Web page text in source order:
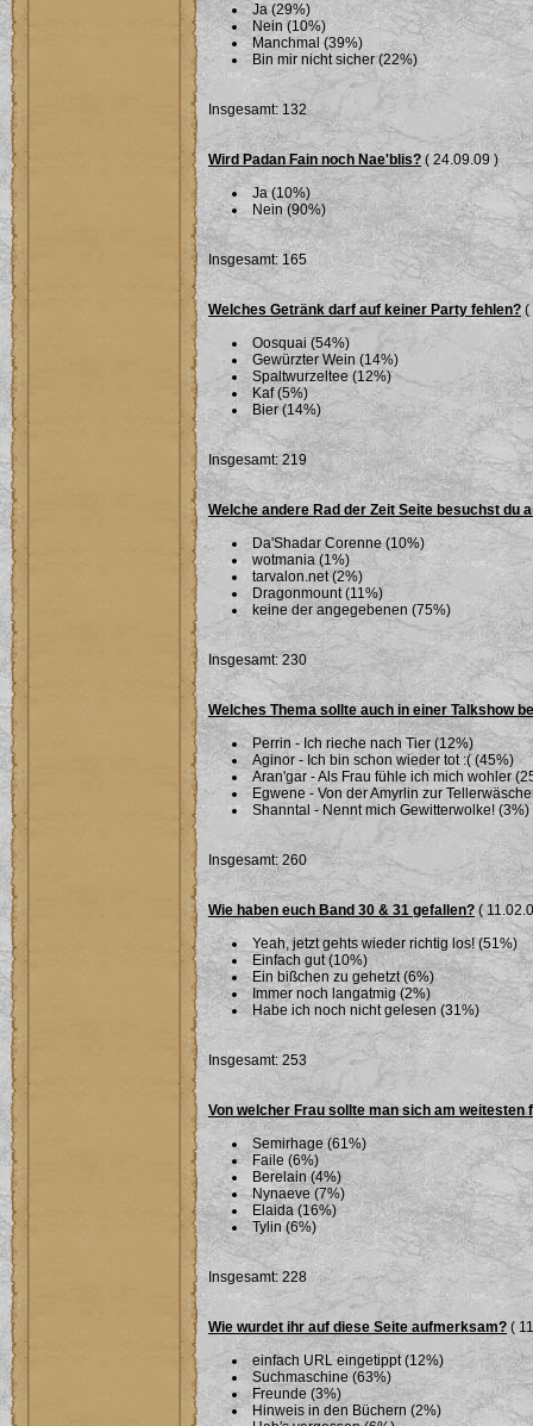
Ja (29%)
Nein (10%)
Manchmal (39%)
Bin mir nicht sicher (22%)
Insgesamt: 132
Wird Padan Fain noch Nae'blis? ( 24.09.09 )
Ja (10%)
Nein (90%)
Insgesamt: 165
Welches Getränk darf auf keiner Party fehlen? (
Oosquai (54%)
Gewürzter Wein (14%)
Spaltwurzeltee (12%)
Kaf (5%)
Bier (14%)
Insgesamt: 219
Welche andere Rad der Zeit Seite besuchst du
Da'Shadar Corenne (10%)
wotmania (1%)
tarvalon.net (2%)
Dragonmount (11%)
keine der angegebenen (75%)
Insgesamt: 230
Welches Thema sollte auch in einer Talkshow
Perrin - Ich rieche nach Tier (12%)
Aginor - Ich bin schon wieder tot :( (45%)
Aran'gar - Als Frau fühle ich mich wohler
Egwene - Von der Amyrlin zur
Shanntal - Nennt mich Gewitterwolke! (3%)
Insgesamt: 260
Wie haben euch Band 30 & 31 gefallen? (
Yeah, jetzt gehts wieder richtig los! (51%)
Einfach gut (10%)
Ein bißchen zu gehetzt (6%)
Immer noch langatmig (2%)
Habe ich noch nicht gelesen (31%)
Insgesamt: 253
Von welcher Frau sollte man sich am weitesten
Semirhage (61%)
Faile (6%)
Berelain (4%)
Nynaeve (7%)
Elaida (16%)
Tylin (6%)
Insgesamt: 228
Wie wurdet ihr auf diese Seite aufmerksam? (
einfach URL eingetippt (12%)
Suchmaschine (63%)
Freunde (3%)
Hinweis in den Büchern (2%)